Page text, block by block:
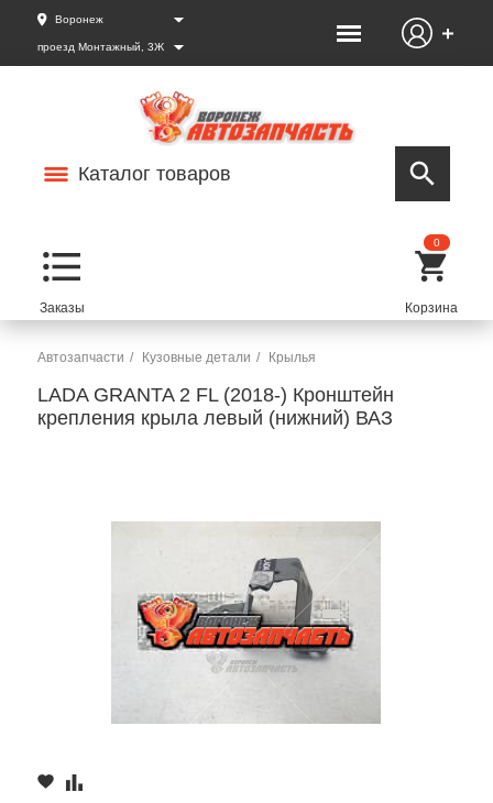
Воронеж
проезд Монтажный, 3Ж
Каталог товаров
0
Автозапчасти Кузовные детали Крылья
LADA GRANTA 2 FL (2018-) Кронштейн
крепления крыла левый (нижний) ВАЗ